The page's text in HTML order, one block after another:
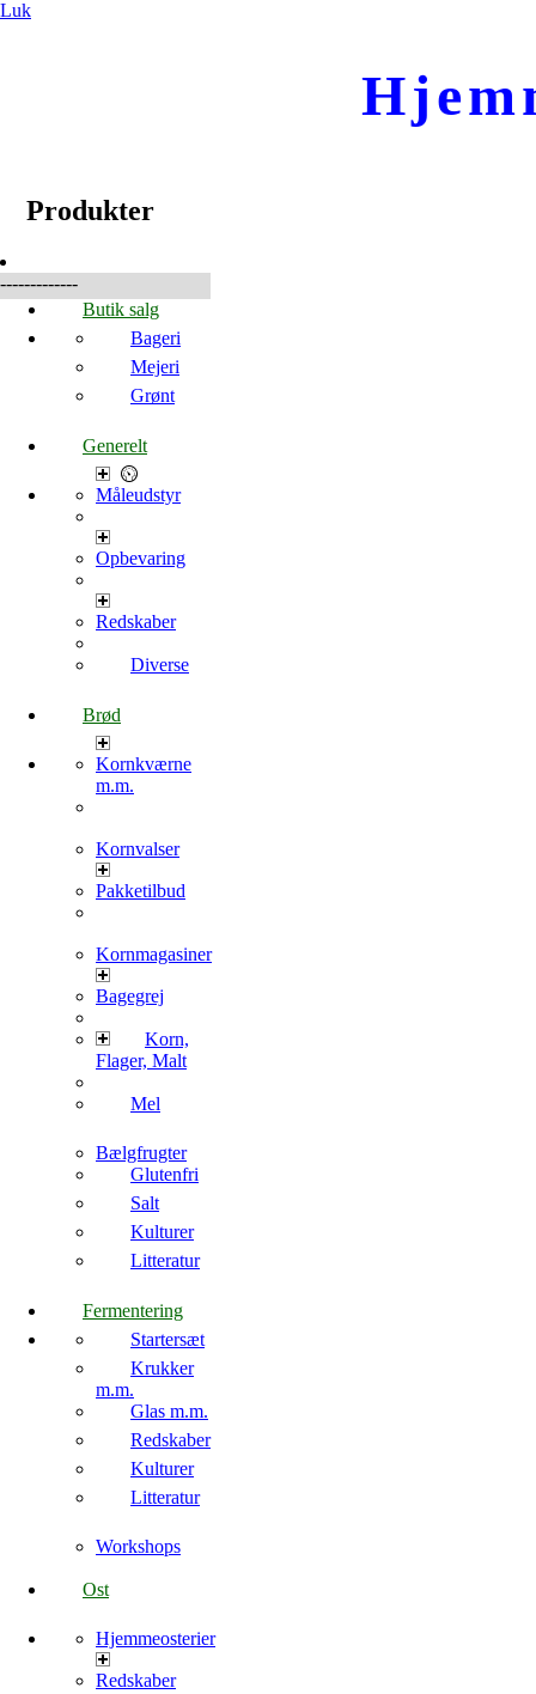
Luk
Produkter
-------------
Butik salg
Bageri
Mejeri
Grønt
Generelt
Måleudstyr
Opbevaring
Redskaber
Diverse
Brød
Kornkværne
m.m.
Kornvalser
Pakketilbud
Kornmagasiner
Bagegrej
Korn,
Flager, Malt
Mel
Bælgfrugter
Glutenfri
Salt
Kulturer
Litteratur
Fermentering
Startersæt
Krukker
m.m.
Glas m.m.
Redskaber
Kulturer
Litteratur
Workshops
Ost
Hjemmeosterier
Redskaber